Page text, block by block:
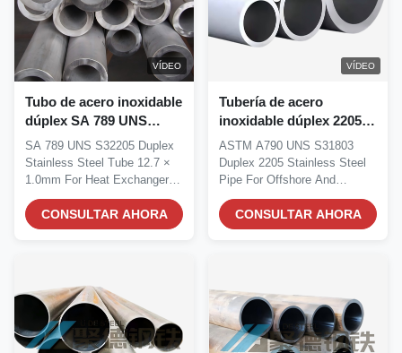
VÍDEO
Tubo de acero inoxidable
dúplex SA 789 UNS
S32205 de 12,7 × 1,0 mm
para aplicaciones de
intercambiador de calor
SA 789 UNS S32205 Duplex
Stainless Steel Tube 12.7 ×
1.0mm For Heat Exchanger
Applications...
CONSULTAR AHORA
VÍDEO
Tubería de acero
inoxidable dúplex 2205
UNS S31803 según
ASTM A790 para
aplicaciones en alta mar
y procesamiento químico
ASTM A790 UNS S31803
Duplex 2205 Stainless Steel
Pipe For Offshore And
Chemical Processing...
CONSULTAR AHORA